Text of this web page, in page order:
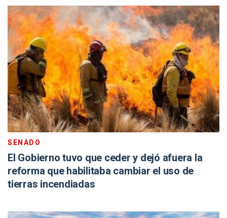
SENADO
El Gobierno tuvo que ceder y dejó afuera la
reforma que habilitaba cambiar el uso de
tierras incendiadas